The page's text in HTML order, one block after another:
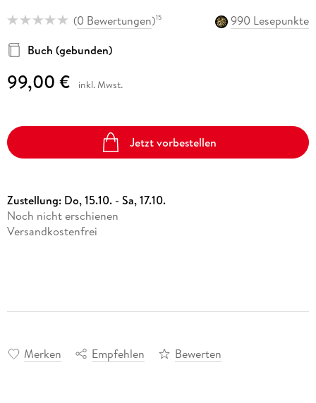
(0 Bewertungen)15
990 Lesepunkte
Buch (gebunden)
99,00 € inkl. Mwst.
Jetzt vorbestellen
Zustellung: Do, 15.10. - Sa, 17.10.
Noch nicht erschienen
Versandkostenfrei
Merken Empfehlen Bewerten